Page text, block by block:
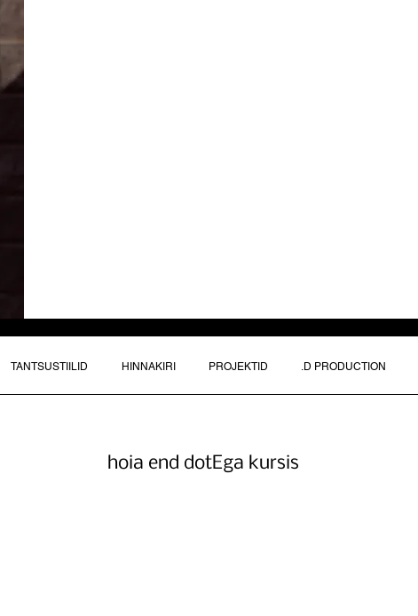
TANTSUSTIILID HINNAKIRI PROJEKTID .D PRODUCTION
hoia end dotEga kursis